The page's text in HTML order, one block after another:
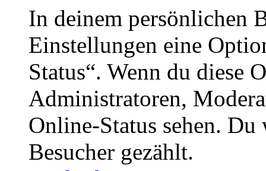
In deinem persönlichen
Einstellungen eine
Status“. Wenn du diese
Administratoren,
Online-Status sehen.
Besucher gezählt.